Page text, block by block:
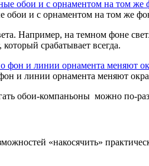
обои и с орнаментом на том же
Например, на темном фоне
срабатывает всегда.
и линии орнамента меняют
обои-компаньоны можно по-
«накосячить»